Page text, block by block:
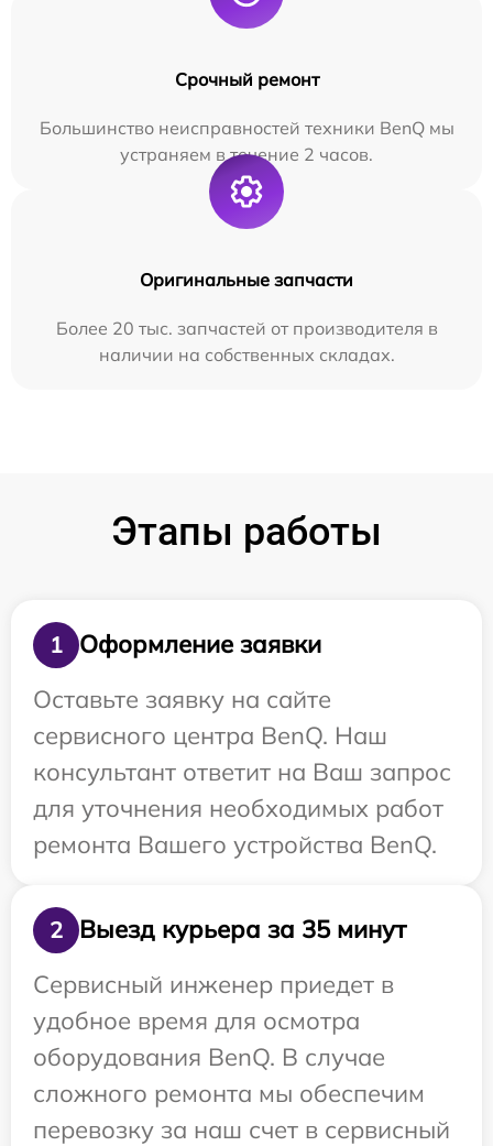
Срочный ремонт
Большинство неисправностей техники BenQ мы
устраняем в течение 2 часов.
Оригинальные запчасти
Более 20 тыс. запчастей от производителя в
наличии на собственных складах.
Этапы работы
1
Оформление заявки
Оставьте заявку на сайте
сервисного центра BenQ. Наш
консультант ответит на Ваш запрос
для уточнения необходимых работ
ремонта Вашего устройства BenQ.
2
Выезд курьера за 35 минут
Сервисный инженер приедет в
удобное время для осмотра
оборудования BenQ. В случае
сложного ремонта мы обеспечим
перевозку за наш счет в сервисный